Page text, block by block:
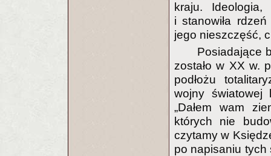
kraju.
i stanowiła
jego nieszczęść,
Posiadające
zostało w XX w.
podłożu
wojny światowej
„Dałem wam
których nie
czytamy w
po napisaniu tych